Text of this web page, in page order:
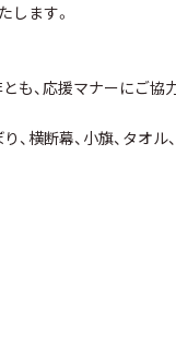
ます。
も、応援マナーにご協
横断幕、小旗、タオル